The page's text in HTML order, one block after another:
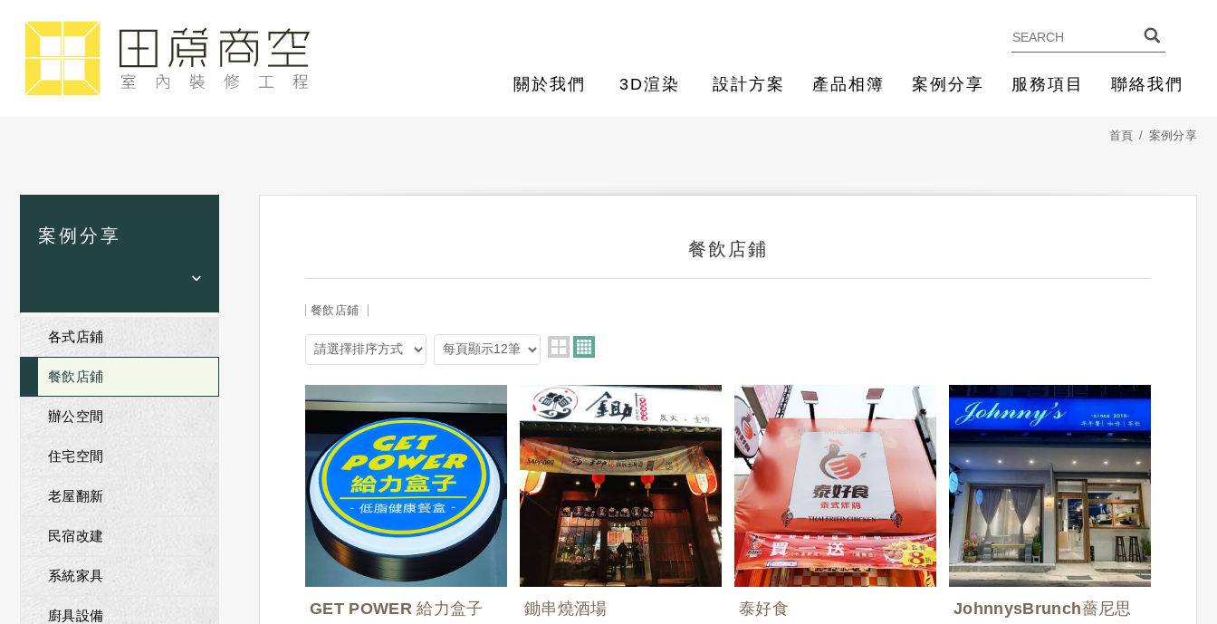
關於我們 3D渲染 設計方案 產品相簿 案例分享 服務項目 聯絡我們
首頁 案例分享
案例分享
各式店鋪
餐飲店鋪
辦公空間
住宅空間
老屋翻新
民宿改建
系統家具
廚具設備
餐飲店鋪
餐飲店鋪
GET POWER 給力盒子 鋤串燒酒場 泰好食 JohnnysBrunch薔尼思